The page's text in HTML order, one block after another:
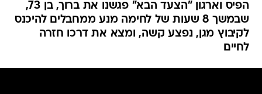
הפיס וארגון "הצעד הבא" פגשנו את ברוך, בן 73,
שבמשך 8 שעות של לחימה מנע ממחבלים להיכנס
לקיבוץ מגן, נפצע קשה, ומצא את דרכו חזרה
לחיים